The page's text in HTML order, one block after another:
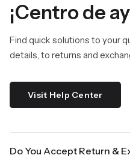
¡Centro de
Find quick solutions to your
details, to returns and
Visit Help Center
Do You Accept Return &